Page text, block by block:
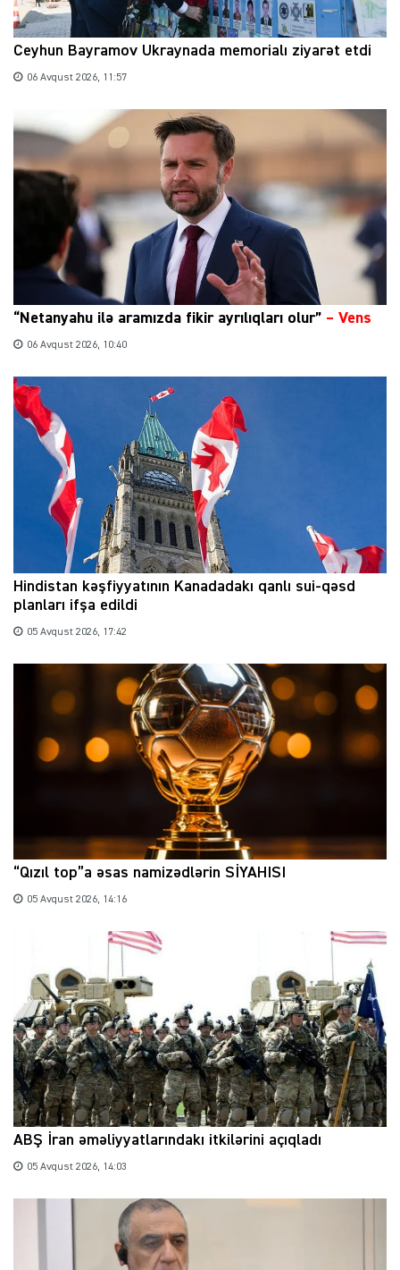
Ceyhun Bayramov Ukraynada memorialı ziyarət etdi
06 Avqust 2026, 11:57
“Netanyahu ilə aramızda fikir ayrılıqları olur” – Vens
06 Avqust 2026, 10:40
Hindistan kəşfiyyatının Kanadadakı qanlı sui-qəsd
planları ifşa edildi
05 Avqust 2026, 17:42
“Qızıl top”a əsas namizədlərin SİYAHISI
05 Avqust 2026, 14:16
ABŞ İran əməliyyatlarındakı itkilərini açıqladı
05 Avqust 2026, 14:03